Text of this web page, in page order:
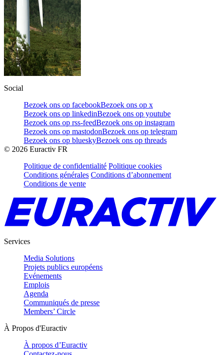
Social
Bezoek ons op facebookBezoek ons op x
Bezoek ons op linkedinBezoek ons op youtube
Bezoek ons op rss-feedBezoek ons op instagram
Bezoek ons op mastodonBezoek ons op telegram
Bezoek ons op blueskyBezoek ons op threads
© 2026 Euractiv FR
Politique de confidentialité Politique cookies
Conditions générales Conditions d’abonnement
Conditions de vente
Services
Media Solutions
Projets publics européens
Evénements
Emplois
Agenda
Communiqués de presse
Members’ Circle
À Propos d'Euractiv
À propos d’Euractiv